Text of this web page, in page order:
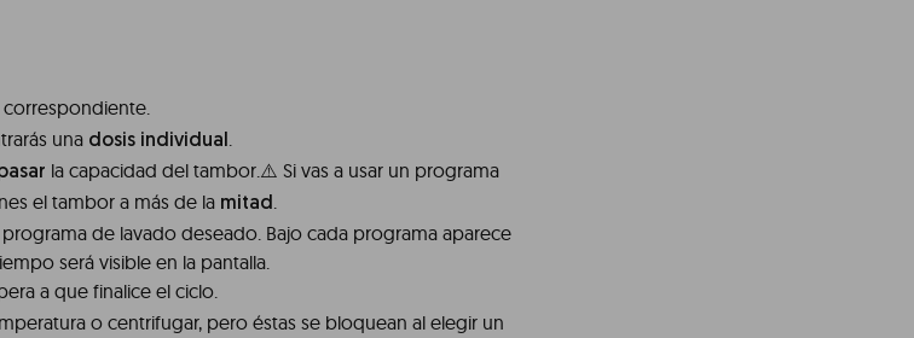
correspondiente.
una dosis individual .
la capacidad del tambor.⚠️ Si vas a usar un programa
el tambor a más de la mitad .
programa de lavado deseado. Bajo cada programa aparece
será visible en la pantalla.
a que finalice el ciclo.
o centrifugar, pero éstas se bloquean al elegir un